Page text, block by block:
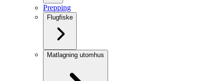
Prepping
Flugfiske
Matlagning utomhus